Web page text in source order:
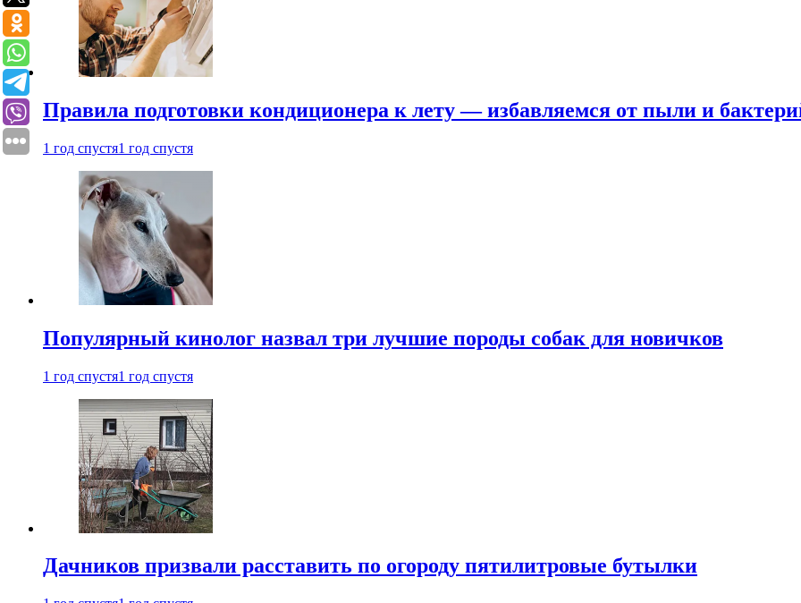
Правила подготовки кондиционера к лету — избавляемся от пыли и
1 год спустя1 год спустя
Популярный кинолог назвал три лучшие породы собак для новичков
1 год спустя1 год спустя
Дачников призвали расставить по огороду пятилитровые бутылки